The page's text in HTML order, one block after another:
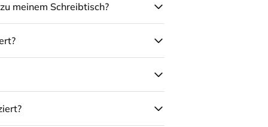
meinem Schreibtisch?